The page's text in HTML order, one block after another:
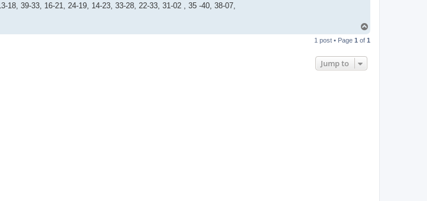
39-33, 16-21, 24-19, 14-23, 33-28, 22-33, 31-02 , 35 -40, 38-07,
p
1 post • Page 1 of 1
Jump to